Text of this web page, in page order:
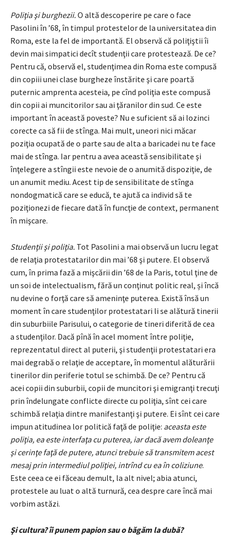
Poliţia şi burghezii. O altă descoperire pe care o face
Pasolini în ’68, în timpul protestelor de la universitatea din
Roma, este la fel de importantă. El observă că poliţiştii îi
devin mai simpatici decît studenţii care protestează. De ce?
Pentru că, observă el, studenţimea din Roma este compusă
din copiii unei clase burgheze înstărite şi care poartă
puternic amprenta acesteia, pe cînd poliţia este compusă
din copii ai muncitorilor sau ai ţăranilor din sud. Ce este
important în această poveste? Nu e suficient să ai lozinci
corecte ca să fii de stînga. Mai mult, uneori nici măcar
poziţia ocupată de o parte sau de alta a baricadei nu te face
mai de stînga. Iar pentru a avea această sensibilitate şi
înţelegere a stîngii este nevoie de o anumită dispoziţie, de
un anumit mediu. Acest tip de sensibilitate de stînga
nondogmatică care se educă, te ajută ca individ să te
poziţionezi de fiecare dată în funcţie de context, permanent
în mişcare.
Studenţii şi poliţia. Tot Pasolini a mai observă un lucru legat
de relaţia protestatarilor din mai ’68 şi putere. El observă
cum, în prima fază a mişcării din ’68 de la Paris, totul ţine de
un soi de intelectualism, fără un conţinut politic real, și încă
nu devine o forţă care să ameninţe puterea. Există însă un
moment în care studenţilor protestatari li se alătură tinerii
din suburbiile Parisului, o categorie de tineri diferită de cea
a studenţilor. Dacă pînă în acel moment între poliţie,
reprezentatul direct al puterii, şi studenţii protestatari era
mai degrabă o relaţie de acceptare, în momentul alăturării
tinerilor din periferie totul se schimbă. De ce? Pentru că
acei copii din suburbii, copii de muncitori şi emigranţi trecuţi
prin îndelungate conflicte directe cu poliţia, sînt cei care
schimbă relaţia dintre manifestanţi şi putere. Ei sînt cei care
impun atitudinea lor politică faţă de poliţie: aceasta este
poliţia, ea este interfaţa cu puterea, iar dacă avem doleanţe
şi cerinţe faţă de putere, atunci trebuie să transmitem acest
mesaj prin intermediul poliţiei, intrînd cu ea în coliziune.
Este ceea ce ei făceau demult, la alt nivel; abia atunci,
protestele au luat o altă turnură, cea despre care încă mai
vorbim astăzi.
Şi cultura? îi punem papion sau o băgăm la dubă?